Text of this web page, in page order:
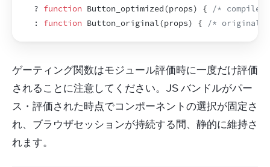
  ?
function Button_optimized(props) {
/*
  :
function Button_original(props) { /* original
ゲーティング関数はモジュール評価時に一度だけ評価
されることに注意してください。JS バンドルがパー
ス・評価された時点でコンポーネントの選択が固定さ
れ、ブラウザセッションが持続する間、静的に維持さ
れます。